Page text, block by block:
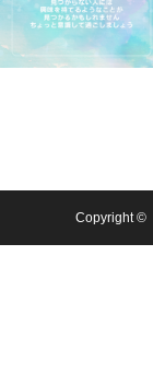
Copyright ©